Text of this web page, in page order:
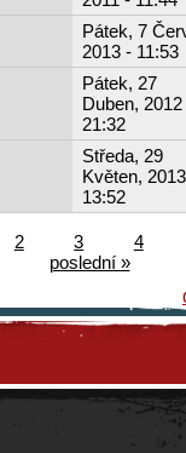
Pátek, 7
2013 - 11:53
Pátek, 27
Duben, 2012
21:32
Středa, 29
Květen,
13:52
2 3
4
poslední »